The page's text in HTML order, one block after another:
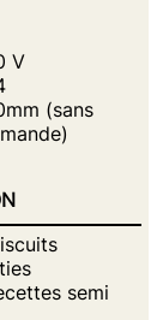
V
(sans
semi